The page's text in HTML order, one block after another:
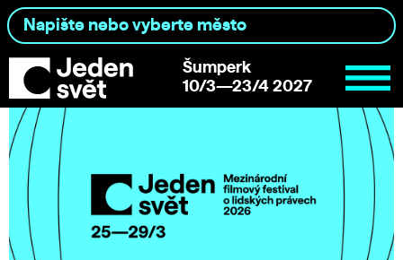
Šumperk
10/3—23/4 2027